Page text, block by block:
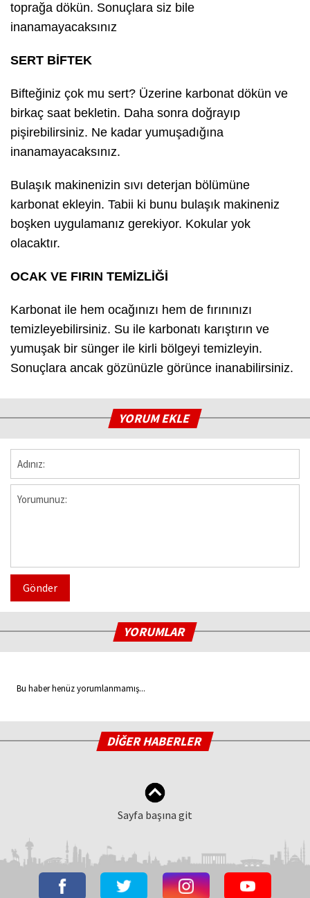
toprağa dökün. Sonuçlara siz bile
inanamayacaksınız
SERT BİFTEK
Bifteğiniz çok mu sert? Üzerine karbonat dökün ve
birkaç saat bekletin. Daha sonra doğrayıp
pişirebilirsiniz. Ne kadar yumuşadığına
inanamayacaksınız.
Bulaşık makinenizin sıvı deterjan bölümüne
karbonat ekleyin. Tabii ki bunu bulaşık makineniz
boşken uygulamanız gerekiyor. Kokular yok
olacaktır.
OCAK VE FIRIN TEMİZLİĞİ
Karbonat ile hem ocağınızı hem de fırınınızı
temizleyebilirsiniz. Su ile karbonatı karıştırın ve
yumuşak bir sünger ile kirli bölgeyi temizleyin.
Sonuçlara ancak gözünüzle görünce inanabilirsiniz.
YORUM EKLE
Gönder
YORUMLAR
Bu haber henüz yorumlanmamış...
DİĞER HABERLER
Sayfa başına git